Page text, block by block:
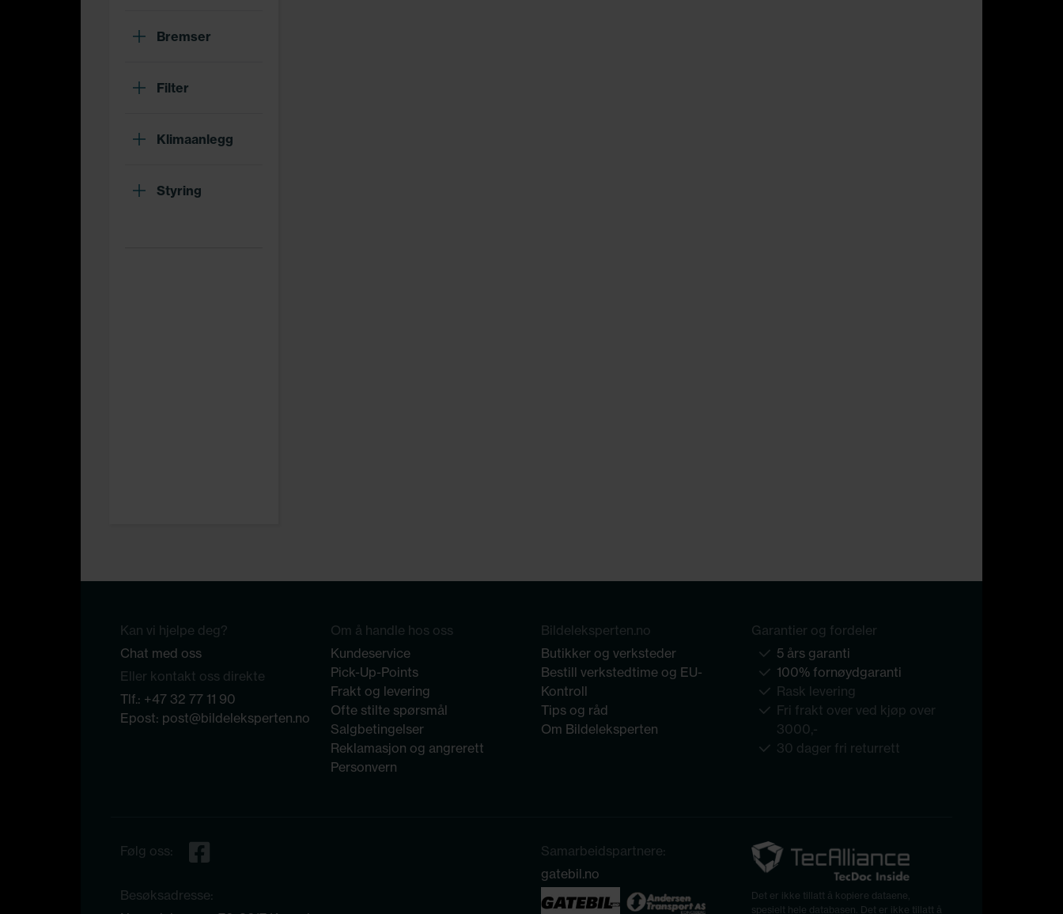
Bremser
Filter
Klimaanlegg
Styring
Kan vi hjelpe deg?
Chat med oss
Eller kontakt oss direkte
Tlf.: +47 32 77 11 90
Epost: post@bildeleksperten.no
Om å handle hos oss
Kundeservice
Pick-Up-Points
Frakt og levering
Ofte stilte spørsmål
Salgbetingelser
Reklamasjon og angrerett
Personvern
Bildeleksperten.no
Butikker og verksteder
Bestill verkstedtime og EU-
Kontroll
Tips og råd
Om Bildeleksperten
Garantier og fordeler
5 års garanti
100% fornøydgaranti
Rask levering
Fri frakt over ved kjøp over
3000,-
30 dager fri returrett
Følg oss:
Besøksadresse:
Samarbeidspartnere:
gatebil.no
Det er ikke tillatt å kopiere dataene,
spesielt hele databasen. Det er ikke tillatt å